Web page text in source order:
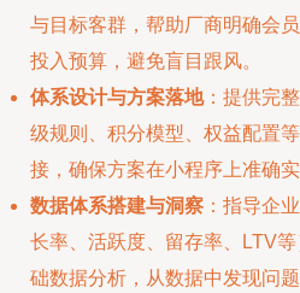
与目标客群，帮助厂商明确会
投入预算，避免盲目跟风。
体系设计与方案落地：提供完
级规则、积分模型、权益配置
接，确保方案在小程序上准确实
数据体系搭建与洞察 ：指导企
长率、活跃度、留存率、LTV
础数据分析，从数据中发现问题